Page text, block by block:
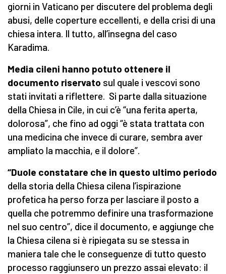
giorni in Vaticano per discutere del problema degli
abusi, delle coperture eccellenti, e della crisi di una
chiesa intera. Il tutto, all’insegna del caso
Karadima.
Media cileni hanno potuto ottenere il
documento riservato sul quale i vescovi sono
stati invitati a riflettere. Si parte dalla situazione
della Chiesa in Cile, in cui c’è “una ferita aperta,
dolorosa”, che fino ad oggi “è stata trattata con
una medicina che invece di curare, sembra aver
ampliato la macchia, e il dolore”.
“Duole constatare che in questo ultimo periodo
della storia della Chiesa cilena l’ispirazione
profetica ha perso forza per lasciare il posto a
quella che potremmo definire una trasformazione
nel suo centro”, dice il documento, e aggiunge che
la Chiesa cilena si è ripiegata su se stessa in
maniera tale che le conseguenze di tutto questo
processo raggiunsero un prezzo assai elevato: il